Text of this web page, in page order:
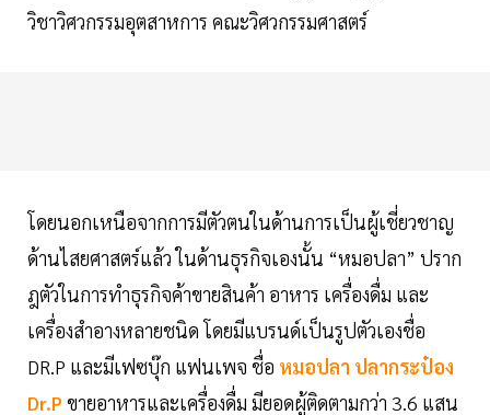
วิชาวิศวกรรมอุตสาหการ คณะวิศวกรรมศาสตร์
โดยนอกเหนือจากการมีตัวตนในด้านการเป็นผู้เชี่ยวชาญ
ด้านไสยศาสตร์แล้ว ในด้านธุรกิจเองนั้น “หมอปลา” ปราก
ฎตัวในการทำธุรกิจค้าขายสินค้า อาหาร เครื่องดื่ม และ
เครื่องสำอางหลายชนิด โดยมีแบรนด์เป็นรูปตัวเองชื่อ
DR.P และมีเฟซบุ๊ก แฟนเพจ ชื่อ หมอปลา ปลากระป๋อง
Dr.P ขายอาหารและเครื่องดื่ม มียอดผู้ติดตามกว่า 3.6 แสน